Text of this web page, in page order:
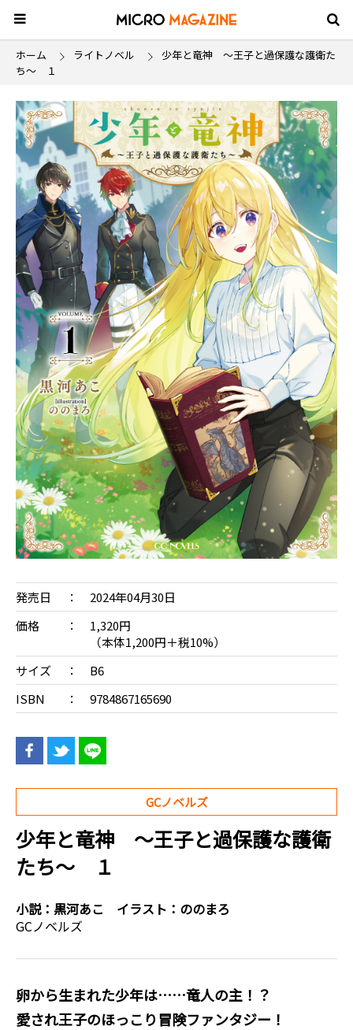
ホーム ライトノベル
少年と竜神 ～王子と過保護な護衛た
ち～ １
発売日
2024年04月30日
価格
1,320円
（本体1,200円＋税10%）
サイズ
B6
ISBN
9784867165690
GCノベルズ
少年と竜神 ～王子と過保護な護衛
たち～ １
小説： 黒河あこ イラスト： ののまろ
GCノベルズ
卵から生まれた少年は……竜人の主！？
愛され王子のほっこり冒険ファンタジー！